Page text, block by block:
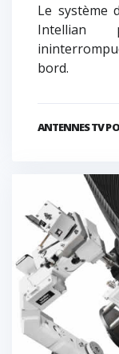
Le système
Intellian
bord.
ANTENNES TV